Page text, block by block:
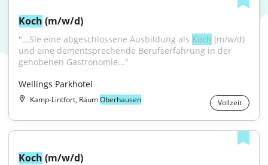
Koch (m/w/d)
"...Sie eine abgeschlossene Ausbildung als Koch (m/w/d)
und eine dementsprechende Berufserfahrung in der
gehobenen Gastronomie..."
Wellings Parkhotel
Kamp-Lintfort, RaumOberhausen Vollzeit
Koch (m/w/d)